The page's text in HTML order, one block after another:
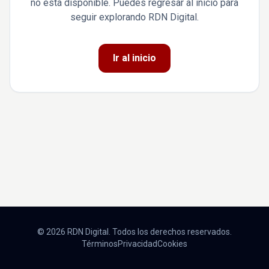
no está disponible. Puedes regresar al inicio para
seguir explorando RDN Digital.
Ir al inicio
© 2026 RDN Digital. Todos los derechos reservados.
TérminosPrivacidadCookies